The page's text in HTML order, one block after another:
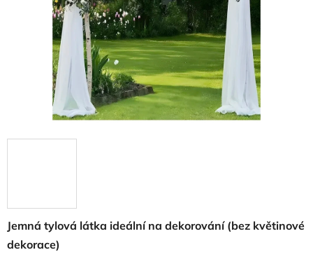
Jemná tylová látka ideální na dekorování (bez květinové
dekorace)
hvězdiček.